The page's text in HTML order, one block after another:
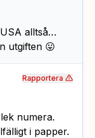
alltså…
utgiften 😛
numera.
i papper.
Rapportera